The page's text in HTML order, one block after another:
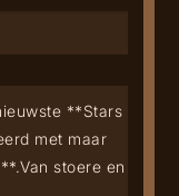
**Stars
met maar
Van stoere en